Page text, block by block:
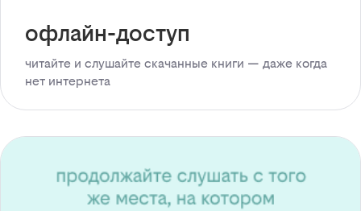
офлайн-доступ
читайте и слушайте скачанные книги — даже когда
нет интернета